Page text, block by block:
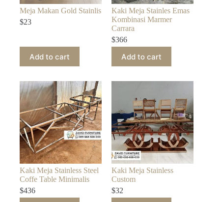
Meja Makan Gold Stainlis
$23
Add to cart
Kaki Meja Stainles Emas
Kombinasi Marmer
Carrara
$366
Add to cart
Kaki Meja Stainless Steel
Coffe Table Minimalis
$436
Kaki Meja Stainless
Custom
$32